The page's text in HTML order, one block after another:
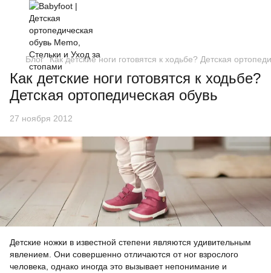
Блог Как детские ноги готовятся к ходьбе? Детская
Как детские ноги готовятся к ходьбе?
Детская ортопедическая обувь
27 ноября 2012
Детские ножки в известной степени являются удивительным
явлением. Они совершенно отличаются от ног взрослого
человека, однако иногда это вызывает непонимание и